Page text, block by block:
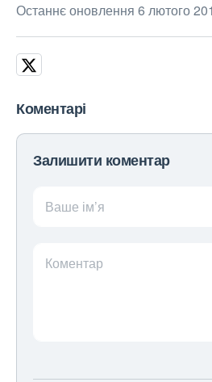
Останнє оновлення 6 лютого
Коментарі
Залишити коментар
Ваше ім’я
Коментар